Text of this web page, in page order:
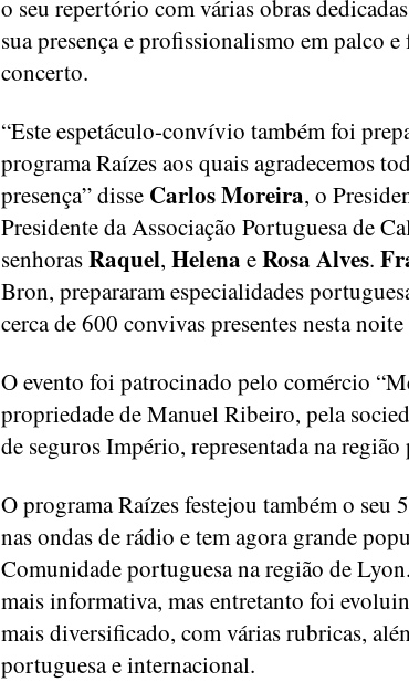
o seu repertório com várias obras
sua presença e profissionalismo em palco
concerto.
“Este espetáculo-convívio também foi
programa Raízes aos quais agradecemos
presença” disse Carlos Moreira, o
Presidente da Associação Portuguesa de
senhorasRaquel, Helena eRosa Alves.
Bron, prepararam especialidades
cerca de 600 convivas presentes nesta
O evento foi patrocinado pelo comércio
propriedade de Manuel Ribeiro, pela
de seguros Império, representada na
O programa Raízes festejou também o seu
nas ondas de rádio e tem agora grande
Comunidade portuguesa na região de
mais informativa, mas entretanto foi
mais diversificado, com várias rubricas,
portuguesa e internacional.